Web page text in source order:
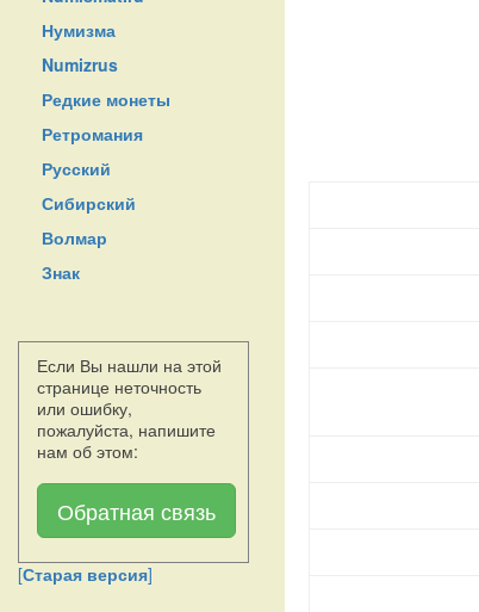
Нумизма
Numizrus
Редкие монеты
Ретромания
Русский
Сибирский
Волмар
Знак
Если Вы нашли на этой
странице неточность
или ошибку,
пожалуйста, напишите
нам об этом:
Обратная связь
[Старая версия]